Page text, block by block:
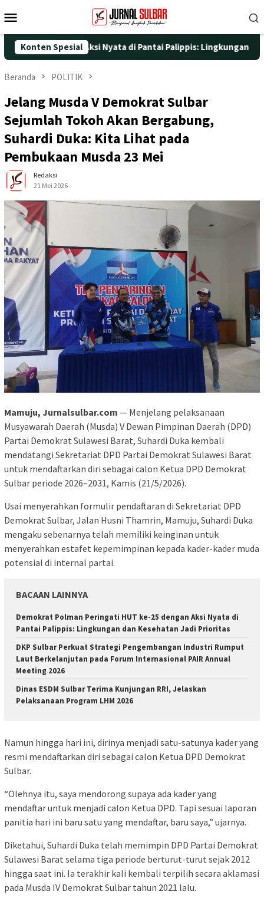
ke
Mobile
Konten Spesial
25 dengan Aksi Nyata di Pantai Palippis: Lingkungan dan
Beranda POLITIK
Jelang Musda V Demokrat Sulbar
Sejumlah Tokoh Akan Bergabung,
Suhardi Duka: Kita Lihat pada
Pembukaan Musda 23 Mei
Redaksi
21 Mei 2026
Mamuju, Jurnalsulbar.com — Menjelang pelaksanaan
Musyawarah Daerah (Musda) V Dewan Pimpinan Daerah (DPD)
Partai Demokrat Sulawesi Barat, Suhardi Duka kembali
mendatangi Sekretariat DPD Partai Demokrat Sulawesi Barat
untuk mendaftarkan diri sebagai calon Ketua DPD Demokrat
Sulbar periode 2026–2031, Kamis (21/5/2026).
Usai menyerahkan formulir pendaftaran di Sekretariat DPD
Demokrat Sulbar, Jalan Husni Thamrin, Mamuju, Suhardi Duka
mengaku sebenarnya telah memiliki keinginan untuk
menyerahkan estafet kepemimpinan kepada kader-kader muda
potensial di internal partai.
BACAAN LAINNYA
Demokrat Polman Peringati HUT ke-25 dengan Aksi Nyata di
Pantai Palippis: Lingkungan dan Kesehatan Jadi Prioritas
DKP Sulbar Perkuat Strategi Pengembangan Industri Rumput
Laut Berkelanjutan pada Forum Internasional PAIR Annual
Meeting 2026
Dinas ESDM Sulbar Terima Kunjungan RRI, Jelaskan
Pelaksanaan Program LHM 2026
Namun hingga hari ini, dirinya menjadi satu-satunya kader yang
resmi mendaftarkan diri sebagai calon Ketua DPD Demokrat
Sulbar.
“Olehnya itu, saya mendorong supaya ada kader yang
mendaftar untuk menjadi calon Ketua DPD. Tapi sesuai laporan
panitia hari ini baru satu yang mendaftar, baru saya,” ujarnya.
Diketahui, Suhardi Duka telah memimpin DPD Partai Demokrat
Sulawesi Barat selama tiga periode berturut-turut sejak 2012
hingga saat ini. Ia terakhir kali kembali terpilih secara aklamasi
pada Musda IV Demokrat Sulbar tahun 2021 lalu.